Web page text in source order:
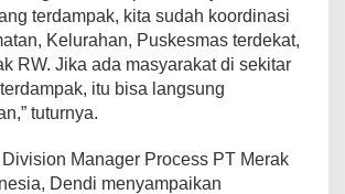
terdampak, kita sudah koordinasi
Kelurahan, Puskesmas terdekat,
RW. Jika ada masyarakat di sekitar
itu bisa langsung
tuturnya.
Manager Process PT Merak
Dendi menyampaikan